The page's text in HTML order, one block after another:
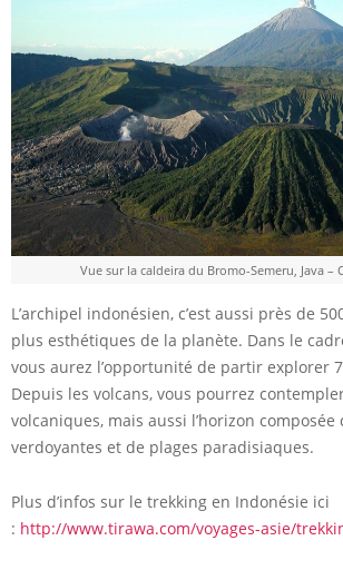
Vue sur la caldeira du Bromo-Semeru, Java –
L’archipel indonésien, c’est aussi près de
plus esthétiques de la planète. Dans le
vous aurez l’opportunité de partir explorer 7
Depuis les volcans, vous pourrez
volcaniques, mais aussi l’horizon composée
verdoyantes et de plages paradisiaques.
Plus d’infos sur le trekking en Indonésie ici
: http://www.tirawa.com/voyages-asie/